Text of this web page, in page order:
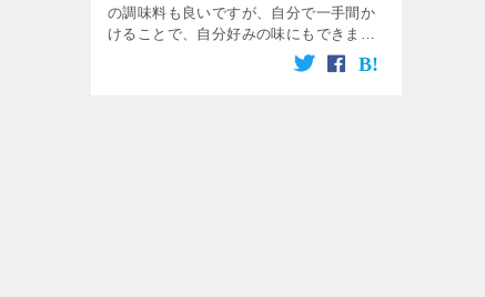
の調味料も良いですが、自分で一手間か
けることで、自分好みの味にもできます
し、化学調味料や保存料に着色料も使わ
ない、無添加の自家製調味料に仕上げる